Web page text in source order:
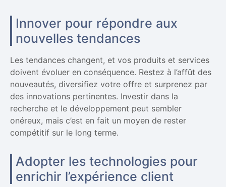
Innover pour répondre aux
nouvelles tendances
Les tendances changent, et vos produits et services
doivent évoluer en conséquence. Restez à l’affût des
nouveautés, diversifiez votre offre et surprenez par
des innovations pertinentes. Investir dans la
recherche et le développement peut sembler
onéreux, mais c’est en fait un moyen de rester
compétitif sur le long terme.
Adopter les technologies pour
enrichir l’expérience client